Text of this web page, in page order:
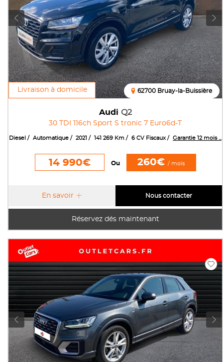
Livraison à domicile
Audi Q2
30 TDI 116ch Sport S tronic 7 Euro6d-T
62700 Bruay-la-Buissière
Diesel Automatique 2021 141 269 Km 6 CV Fiscaux Garantie 12 mois ...
14 990€ Ou 260€ / mois
Réservez dés maintenant
En savoir Nous contacter